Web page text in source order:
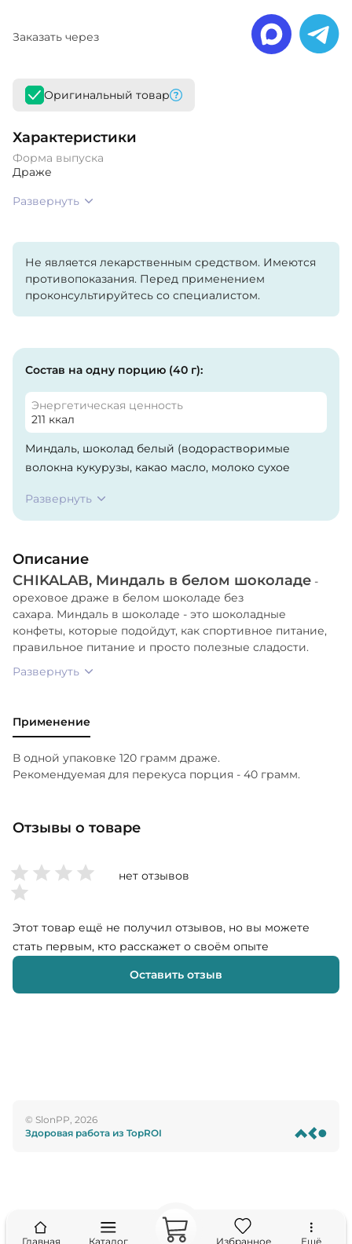
Заказать через
Оригинальный товар
Характеристики
Форма выпуска
Драже
Развернуть
Не является лекарственным средством. Имеются
противопоказания. Перед применением
проконсультируйтесь со специалистом.
Состав на одну порцию (40 г):
Энергетическая ценность
211 ккал
Миндаль, шоколад белый (водорастворимые
волокна кукурузы, какао масло, молоко сухое
(соевый лецитин), ароматизаторы натуральные,
подсластитель (сукралоза)), концентрат
Развернуть
Описание
CHIKALAB, Миндаль в белом шоколаде -
ореховое драже в белом шоколаде без
сахара. Миндаль в шоколаде - это шоколадные
конфеты, которые подойдут, как спортивное питание,
правильное питание и просто полезные сладости.
Развернуть
Применение
В одной упаковке 120 грамм драже.
Рекомендуемая для перекуса порция - 40 грамм.
Отзывы о товаре
нет отзывов
Этот товар ещё не получил отзывов, но вы можете
стать первым, кто расскажет о своём опыте
Оставить отзыв
© SlonPP, 2026
Здоровая работа из TopROI
Главная Каталог Избранное Ещё